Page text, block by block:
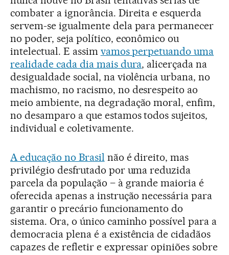
combater a ignorância. Direita e esquerda
servem-se igualmente dela para permanecer
no poder, seja político, econômico ou
intelectual. E assim vamos perpetuando uma
realidade cada dia mais dura, alicerçada na
desigualdade social, na violência urbana, no
machismo, no racismo, no desrespeito ao
meio ambiente, na degradação moral, enfim,
no desamparo a que estamos todos sujeitos,
individual e coletivamente.
A educação no Brasil não é direito, mas
privilégio desfrutado por uma reduzida
parcela da população – à grande maioria é
oferecida apenas a instrução necessária para
garantir o precário funcionamento do
sistema. Ora, o único caminho possível para a
democracia plena é a existência de cidadãos
capazes de refletir e expressar opiniões sobre